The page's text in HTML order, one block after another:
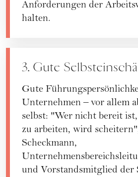
Anforderungen der
halten.
3. Gute
Gute
Unternehmen – vor allem
selbst: "Wer nicht bereit
zu arbeiten, wird
Scheckmann,
und Vorstandsmitglied der